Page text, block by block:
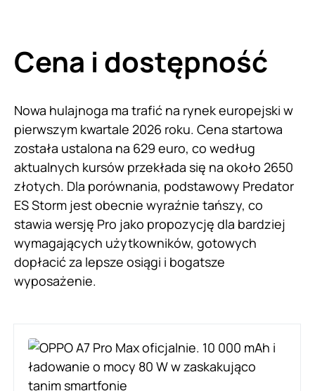
Cena i dostępność
Nowa hulajnoga ma trafić na rynek europejski w
pierwszym kwartale 2026 roku. Cena startowa
została ustalona na 629 euro, co według
aktualnych kursów przekłada się na około 2650
złotych. Dla porównania, podstawowy Predator
ES Storm jest obecnie wyraźnie tańszy, co
stawia wersję Pro jako propozycję dla bardziej
wymagających użytkowników, gotowych
dopłacić za lepsze osiągi i bogatsze
wyposażenie.